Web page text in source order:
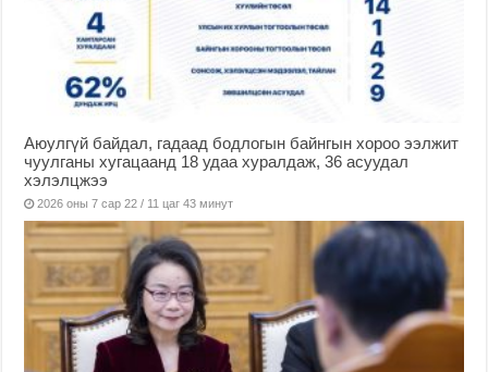
Аюулгүй байдал, гадаад бодлогын байнгын хороо ээлжит
чуулганы хугацаанд 18 удаа хуралдаж, 36 асуудал
хэлэлцжээ
2026 оны 7 сар 22 / 11 цаг 43 минут